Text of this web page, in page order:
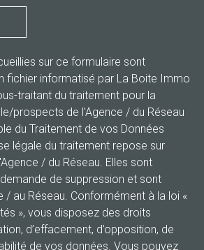
sur ce formulaire sont
fichier informatisé par La Boite Immo
traitant du traitement pour la
prospects de l'Agence / du Réseau
du Traitement de vos Données
légale du traitement repose sur
/ du Réseau. Elles sont
de suppression et sont
/ au Réseau. Conformément à la loi «
», vous disposez des droits
d’effacement, d’opposition, de
de vos données. Vous pouvez